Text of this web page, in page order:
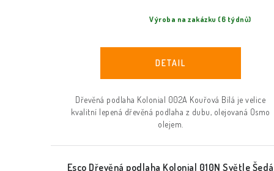
Výroba na zakázku (6 týdnů)
Dřevěná podlaha Kolonial 002A Kouřová Bílá je velice
kvalitní lepená dřevěná podlaha z dubu, olejovaná Osmo
olejem.
Esco Dřevěná podlaha Kolonial 010N Světle Šedá